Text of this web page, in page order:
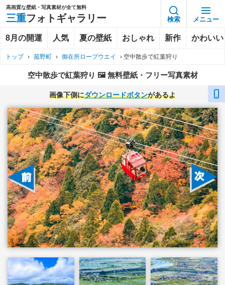
高画質な壁紙・写真素材が全て無料
三重フォトギャラリー 検索 メニュー
8月の開運 人気 夏の壁紙 おしゃれ 新作 かわいい
トップ › 菰野町 › 御在所ロープウエイ › 空中散歩で紅葉狩り
空中散歩で紅葉狩り 🖼️ 無料壁紙・フリー写真素材
画像下側にダウンロードボタンがあるよ